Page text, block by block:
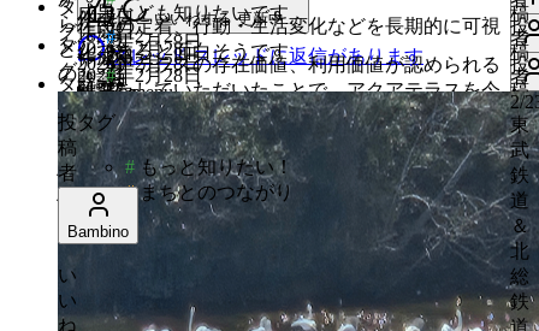
#
心
が
動
い
た
瞬
間
は
ロ
グ
イ
ン
が
必
要
で
す
い！
る
に
は
ロ
グ
イ
ン
が
必
要
で
す
つ
な
が
り
#
心
が
動
い
た
2026年2月28日
既読
ね
す
る
に
は
ロ
グ
イ
ン
が
必
要
で
知
り
た
い！
作成日
2026年2月28日
既読
い
い
ね
す
る
に
は
ロ
グ
イ
ン
が
ら
ど
の
よ
う
な
価
を
生
み
出
す
いいねする 更新中…
スレッド スレッドに返信があります
menu
も
っ
と
知
り
た
い！
作成日
2026年2月28日
既読
い
い
ね
す
る
に
は
ロ
グ
イ
ン
#
心
が
動
い
た
瞬
間
作成日
2026年2月28日
既読
い
い
ね
す
る
に
は
タ
グ
#
も
っ
と
知
た
い！
成果なども知りたいです
作成日
2026年2月28日
既読
稿
者
い
い
ね
す
る
に
は
ロ
タ
グ
#
も
っ
と
知
り
#
住民の定着、行動・生活変化などを長期的に可視
化できると面白そうです
作成日
2026年2月28日
既読
投
稿
者
い
い
ね
す
る
に
タ
グ
ま
と
の
が
アクアテラスの存在価値、利用価値が認められる
研究をしていただいたことで、アクアテラスを今
後も良質に維持管理していこうと皆（公民学）が
思える材料となり、とても嬉しいです。
作成日
2026年2月28日
投
稿
者
タグ
# もっと知りたい！
# まちとのつながり
2/
東
武
鉄
道
＆
北
総
鉄
道
投
稿
者
Bambino
い
い
ね